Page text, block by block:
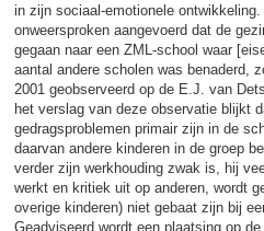
in zijn sociaal-emotionele
onweersproken aangevoerd dat de
gegaan naar een ZML-school waar
aantal andere scholen was benaderd,
2001 geobserveerd op de E.J. van
het verslag van deze observatie blijkt
gedragsproblemen primair zijn in de
daarvan andere kinderen in de groep
verder zijn werkhouding zwak is, hij
werkt en kritiek uit op anderen, wordt
overige kinderen) niet gebaat zijn bij
Geadviseerd wordt een plaatsing op